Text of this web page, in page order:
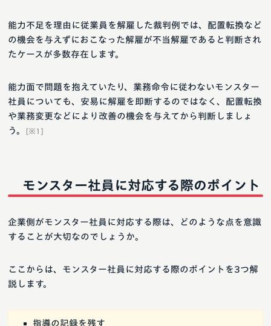
能力不足を理由に従業員を解雇した裁判例では、配置転換など
の機会を与えずにおこなった解雇が不当解雇であると判断され
たケースが多数存在します。
能力面で問題を抱えていたり、業務命令に従わないモンスター
社員についても、安易に解雇を即断するのではなく、配置転換
や業務変更などにより改善の機会を与えてから判断しましょ
う。
[※1]
モンスター社員に対応する際のポイント
企業側がモンスター社員に対応する際は、どのような点を意識
することが大切なのでしょうか。
ここからは、モンスター社員に対応する際のポイントを3つ解
説します。
指導の記録を残す